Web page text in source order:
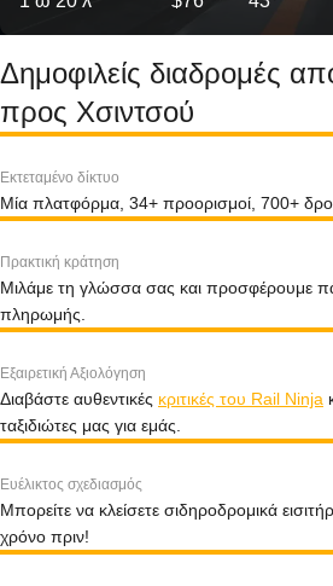
Δημοφιλείς διαδρομές
προς Χσιντσού
Εκτεταμένο δίκτυο
Μία πλατφόρμα, 34+ προορισμοί, 700+
Πρακτική κράτηση
Μιλάμε τη γλώσσα σας και προσφέρουμε
πληρωμής.
Εξαιρετική Αξιολόγηση
Διαβάστε αυθεντικές κριτικές του Rail Ninja
ταξιδιώτες μας για εμάς.
Ευέλικτος σχεδιασμός
Μπορείτε να κλείσετε σιδηροδρομικά
χρόνο πριν!